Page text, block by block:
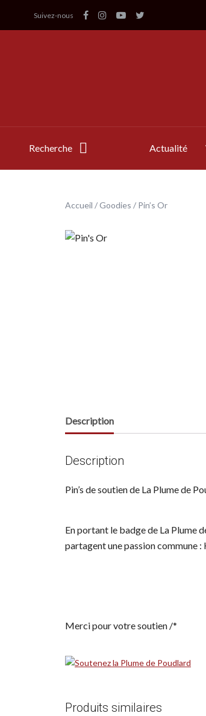
Suivez-nous
Recherche Actualité
Accueil /Goodies / Pin’s Or
Description
Description
Pin’s de soutien de La Plume de
En portant le badge de La Plume
partagent une passion commune
Merci pour votre soutien /*
Produits similaires